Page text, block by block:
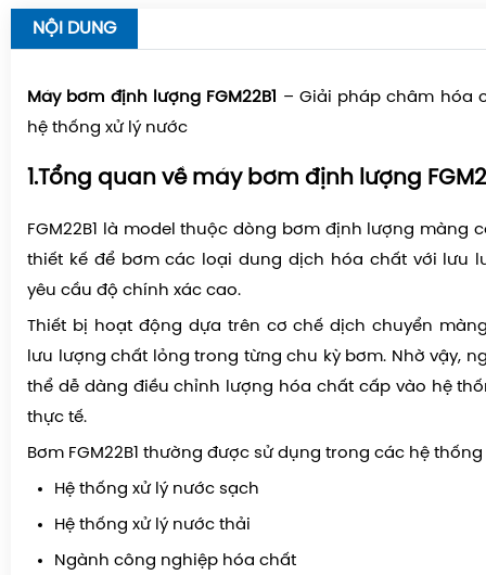
NỘI DUNG
Máy bơm định lượng FGM22B1
– Giải pháp châm hóa
hệ thống xử lý nước
1.Tổng quan về máy bơm định lượng
FGM22B1 là model thuộc dòng bơm định lượng màng
thiết kế để bơm các loại dung dịch hóa chất với lưu
yêu cầu độ chính xác cao.
Thiết bị hoạt động dựa trên cơ chếdịch chuyển
lưu lượng chất lỏng trong từng chu kỳ bơm. Nhờ vậy,
thể dễ dàng điều chỉnh lượng hóa chất cấp vào hệ
thực tế.
Bơm FGM22B1 thường được sử dụng trong các hệ
Hệ thống xử lý nước sạch
Hệ thống xử lý nước thải
Ngành công nghiệp hóa chất